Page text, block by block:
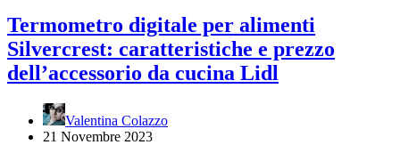
Termometro digitale per alimenti
Silvercrest: caratteristiche e prezzo
dell’accessorio da cucina Lidl
Valentina Colazzo
21 Novembre 2023